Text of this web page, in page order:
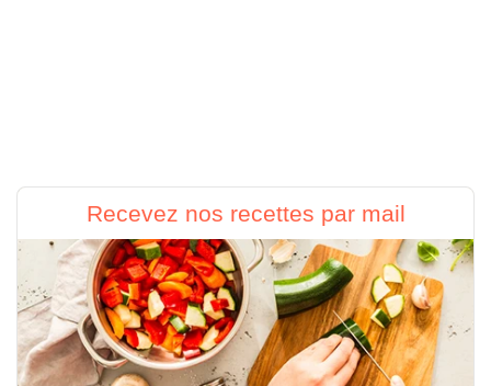
Recevez nos recettes par mail